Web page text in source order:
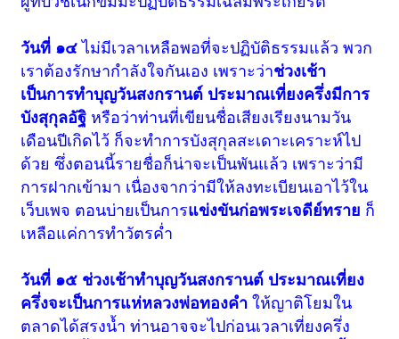
วันที่ ๑๔ ไม่มีเวลาเหลือพอที่จะปฏิบัติธรรมแล้ว พวก
เราต้องรักษากำลังใจกันเอง เพราะว่าช่วงเช้า
เป็นการทำบุญวันสงกรานต์ ประมาณเที่ยงครึ่งมีการ
บังสุกุลอัฐิ หรือว่าท่านที่เขียนชื่อเสียงเรียงนามวัน
เดือนปีเกิดไว้ ก็จะทำการบังสุกุลสะเดาะเคราะห์ไป
ด้วย ซึ่งตอนนี้รายชื่อก็น่าจะเป็นพันแล้ว เพราะว่ามี
การฝากเข้ามา เนื่องจากว่ามีให้ลงทะเบียนเอาไว้ใน
เว็บเพจ ตอนบ่ายเป็นการแข่งขันก่อพระเจดีย์ทราย ก็
เหลือแค่การทำวัตรค่ำ
วันที่ ๑๕ ช่วงเช้าทำบุญวันสงกรานต์ ประมาณเที่ยง
ครึ่งจะเป็นการแห่หลวงพ่อทองคำ ให้ญาติโยมใน
ตลาดได้สรงน้ำ ท่านอาจจะไปก่อนเวลาเที่ยงครึ่ง